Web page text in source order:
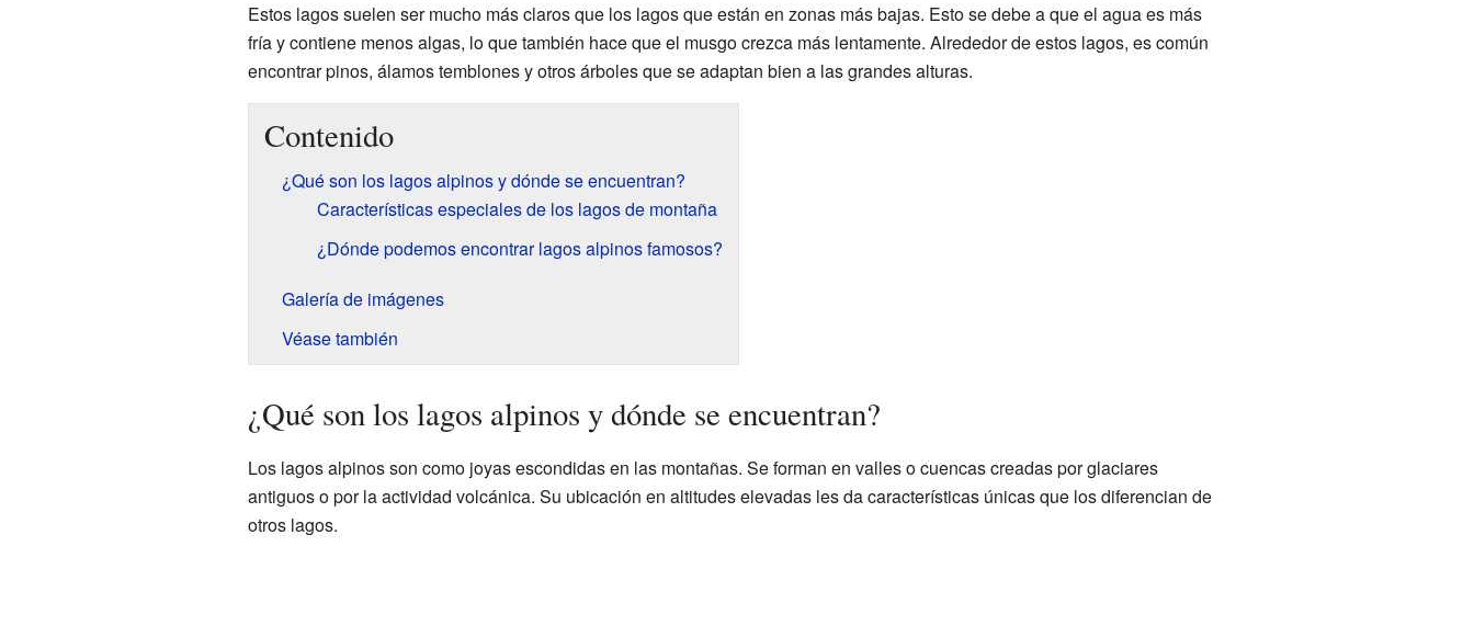
Estos lagos suelen ser mucho más claros que los lagos que están en zonas más bajas. Esto se debe a que el agua es más
fría y contiene menos algas, lo que también hace que el musgo crezca más lentamente. Alrededor de estos lagos, es común
encontrar pinos, álamos temblones y otros árboles que se adaptan bien a las grandes alturas.
Contenido
¿Qué son los lagos alpinos y dónde se encuentran?
Características especiales de los lagos de montaña
¿Dónde podemos encontrar lagos alpinos famosos?
Galería de imágenes
Véase también
¿Qué son los lagos alpinos y dónde se encuentran?
Los lagos alpinos son como joyas escondidas en las montañas. Se forman en valles o cuencas creadas por glaciares
antiguos o por la actividad volcánica. Su ubicación en altitudes elevadas les da características únicas que los diferencian de
otros lagos.